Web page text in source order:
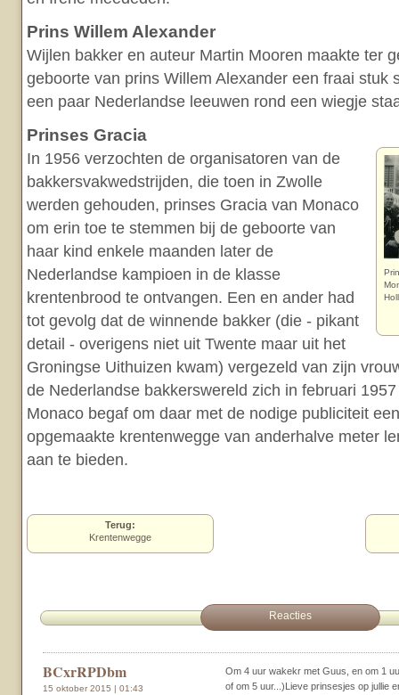
Prins Willem Alexander
Wijlen bakker en auteur Martin Mooren maakte ter
geboorte van prins Willem Alexander een fraai stuk
een paar Nederlandse leeuwen rond een wiegje
Prinses Gracia
In 1956 verzochten de organisatoren van de
bakkersvakwedstrijden, die toen in Zwolle
werden gehouden, prinses Gracia van Monaco
om erin toe te stemmen bij de geboorte van
haar kind enkele maanden later de
Nederlandse kampioen in de klasse
krentenbrood te ontvangen. Een en ander had
tot gevolg dat de winnende bakker (die - pikant
detail - overigens niet uit Twente maar uit het
Groningse Uithuizen kwam) vergezeld van zijn
de Nederlandse bakkerswereld zich in februari
Monaco begaf om daar met de nodige publiciteit
opgemaakte krentenwegge van anderhalve meter
aan te bieden.
Terug:
Krentenwegge
Reacties
BCxrRPDbm
15 oktober 2015 | 01:43
Om 4 uur wakekr met Guus, en om 1
of om 5 uur...)Lieve prinsesjes op jullie